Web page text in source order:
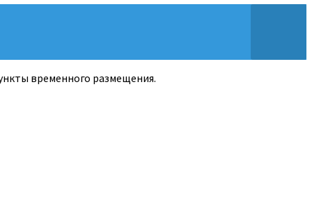
временного размещения.